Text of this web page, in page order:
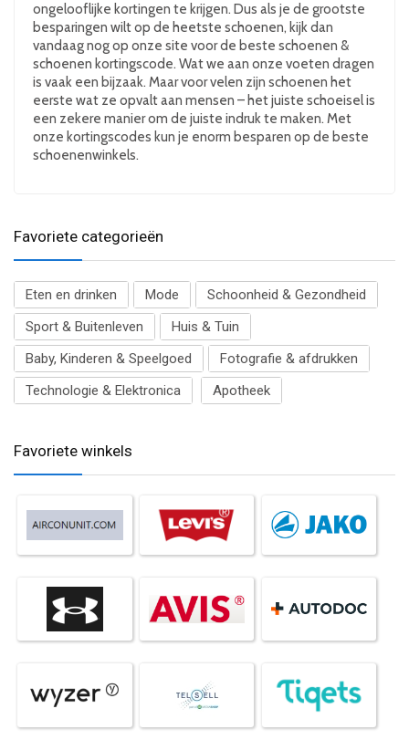
ongelooflijke kortingen te krijgen. Dus als je de grootste
besparingen wilt op de heetste schoenen, kijk dan
vandaag nog op onze site voor de beste schoenen &
schoenen kortingscode. Wat we aan onze voeten dragen
is vaak een bijzaak. Maar voor velen zijn schoenen het
eerste wat ze opvalt aan mensen – het juiste schoeisel is
een zekere manier om de juiste indruk te maken. Met
onze kortingscodes kun je enorm besparen op de beste
schoenenwinkels.
Favoriete categorieën
Eten en drinken Mode
Schoonheid & Gezondheid
Sport & Buitenleven
Huis & Tuin
Baby, Kinderen & Speelgoed
Fotografie & afdrukken
Technologie & Elektronica
Apotheek
Favoriete winkels